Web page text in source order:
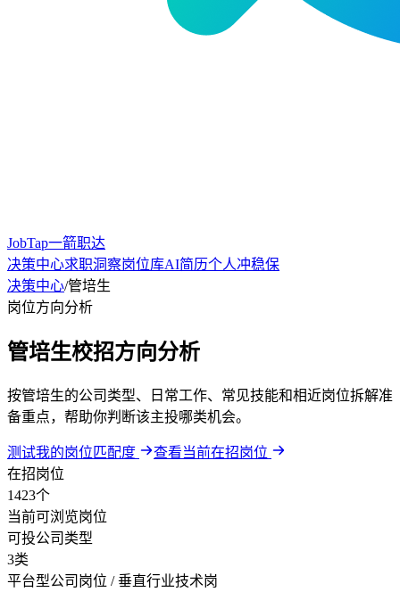
JobTap一箭职达
决策中心求职洞察岗位库AI简历个人冲稳保
决策中心/管培生
岗位方向分析
管培生校招方向分析
按管培生的公司类型、日常工作、常见技能和相近岗位拆解准
备重点，帮助你判断该主投哪类机会。
测试我的岗位匹配度
查看当前在招岗位
在招岗位
1423个
当前可浏览岗位
可投公司类型
3类
平台型公司岗位 / 垂直行业技术岗